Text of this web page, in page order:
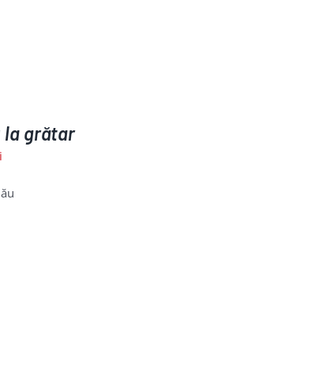
la grătar